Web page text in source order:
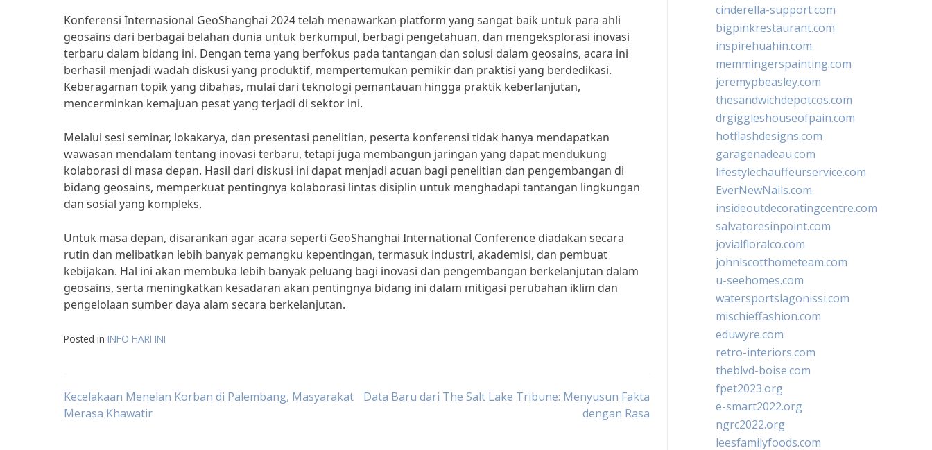
Konferensi Internasional GeoShanghai 2024 telah menawarkan platform yang sangat baik untuk para ahli
geosains dari berbagai belahan dunia untuk berkumpul, berbagi pengetahuan, dan mengeksplorasi inovasi
terbaru dalam bidang ini. Dengan tema yang berfokus pada tantangan dan solusi dalam geosains, acara ini
berhasil menjadi wadah diskusi yang produktif, mempertemukan pemikir dan praktisi yang berdedikasi.
Keberagaman topik yang dibahas, mulai dari teknologi pemantauan hingga praktik keberlanjutan,
mencerminkan kemajuan pesat yang terjadi di sektor ini.
Melalui sesi seminar, lokakarya, dan presentasi penelitian, peserta konferensi tidak hanya mendapatkan
wawasan mendalam tentang inovasi terbaru, tetapi juga membangun jaringan yang dapat mendukung
kolaborasi di masa depan. Hasil dari diskusi ini dapat menjadi acuan bagi penelitian dan pengembangan di
bidang geosains, memperkuat pentingnya kolaborasi lintas disiplin untuk menghadapi tantangan lingkungan
dan sosial yang kompleks.
Untuk masa depan, disarankan agar acara seperti GeoShanghai International Conference diadakan secara
rutin dan melibatkan lebih banyak pemangku kepentingan, termasuk industri, akademisi, dan pembuat
kebijakan. Hal ini akan membuka lebih banyak peluang bagi inovasi dan pengembangan berkelanjutan dalam
geosains, serta meningkatkan kesadaran akan pentingnya bidang ini dalam mitigasi perubahan iklim dan
pengelolaan sumber daya alam secara berkelanjutan.
Posted in INFO HARI INI
Post
Kecelakaan Menelan Korban di Palembang, Masyarakat
Merasa Khawatir
Data Baru dari The Salt Lake Tribune: Menyusun Fakta
dengan Rasa
cinderella-support.com
bigpinkrestaurant.com
inspirehuahin.com
memmingerspainting.com
jeremypbeasley.com
thesandwichdepotcos.com
drgiggleshouseofpain.com
hotflashdesigns.com
garagenadeau.com
lifestylechauffeurservice.com
EverNewNails.com
insideoutdecoratingcentre.com
salvatoresinpoint.com
jovialfloralco.com
johnlscotthometeam.com
u-seehomes.com
watersportslagonissi.com
mischieffashion.com
eduwyre.com
retro-interiors.com
theblvd-boise.com
fpet2023.org
e-smart2022.org
ngrc2022.org
leesfamilyfoods.com